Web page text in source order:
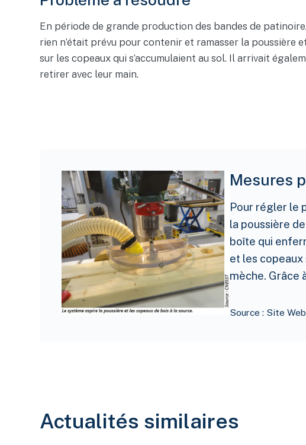
En période de grande production des bandes de
rien n’était prévu pour contenir et ramasser la poussière
sur les copeaux qui s’accumulaient au sol. Il arrivait
retirer avec leur main.
Mesures
Pour régler le
la poussière
boîte qui
et les copeaux
mèche. Grâce
Source : Site
Actualités similaires